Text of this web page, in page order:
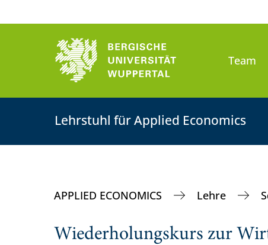
Team
Lehrstuhl für Applied Economics
APPLIED ECONOMICS Lehre
Wiederholungskurs zur